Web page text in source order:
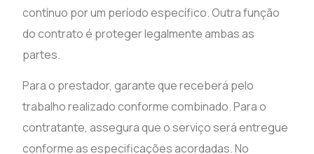
contínuo por um período específico. Outra função
do contrato é proteger legalmente ambas as
partes.
Para o prestador, garante que receberá pelo
trabalho realizado conforme combinado. Para o
contratante, assegura que o serviço será entregue
conforme as especificações acordadas. No